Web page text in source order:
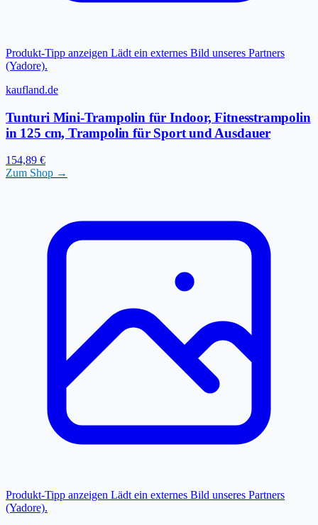
Produkt-Tipp anzeigen Lädt ein externes Bild unseres Partners
(Yadore).
kaufland.de
Tunturi Mini-Trampolin für Indoor, Fitnesstrampolin
in 125 cm, Trampolin für Sport und Ausdauer
154,89 €
Zum Shop →
Produkt-Tipp anzeigen Lädt ein externes Bild unseres Partners
(Yadore).